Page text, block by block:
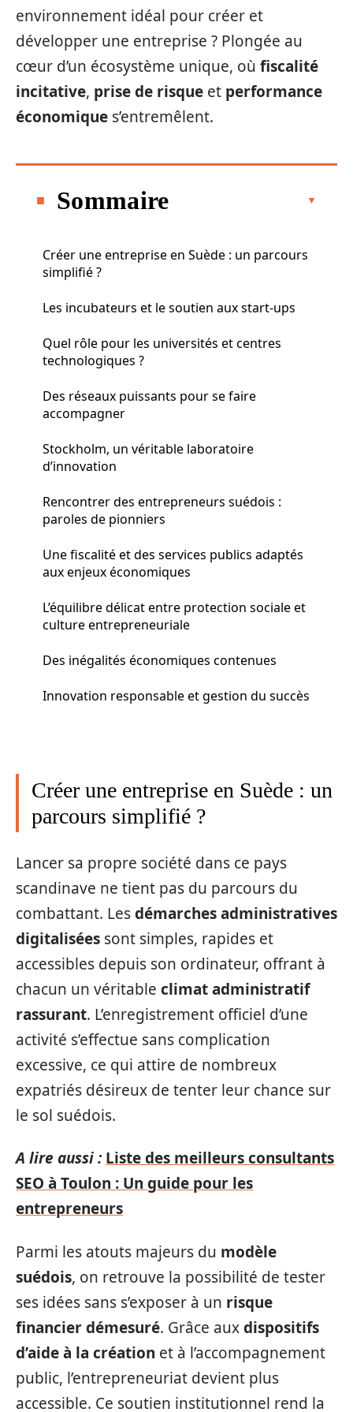
environnement idéal pour créer et
développer une entreprise ? Plongée au
cœur d’un écosystème unique, où fiscalité
incitative, prise de risque et performance
économique s’entremêlent.
Sommaire
Créer une entreprise en Suède : un parcours
simplifié ?
Les incubateurs et le soutien aux start-ups
Quel rôle pour les universités et centres
technologiques ?
Des réseaux puissants pour se faire
accompagner
Stockholm, un véritable laboratoire
d’innovation
Rencontrer des entrepreneurs suédois :
paroles de pionniers
Une fiscalité et des services publics adaptés
aux enjeux économiques
L’équilibre délicat entre protection sociale et
culture entrepreneuriale
Des inégalités économiques contenues
Innovation responsable et gestion du succès
Créer une entreprise en Suède : un
parcours simplifié ?
Lancer sa propre société dans ce pays
scandinave ne tient pas du parcours du
combattant. Lesdémarches administratives
digitalisées sont simples, rapides et
accessibles depuis son ordinateur, offrant à
chacun un véritable climat administratif
rassurant. L’enregistrement officiel d’une
activité s’effectue sans complication
excessive, ce qui attire de nombreux
expatriés désireux de tenter leur chance sur
le sol suédois.
A lire aussi : Liste des meilleurs consultants
SEO à Toulon : Un guide pour les
entrepreneurs
Parmi les atouts majeurs du modèle
suédois, on retrouve la possibilité de tester
ses idées sans s’exposer à un risque
financier démesuré. Grâce auxdispositifs
d’aide à la création et à l’accompagnement
public, l’entrepreneuriat devient plus
accessible. Ce soutien institutionnel rend la